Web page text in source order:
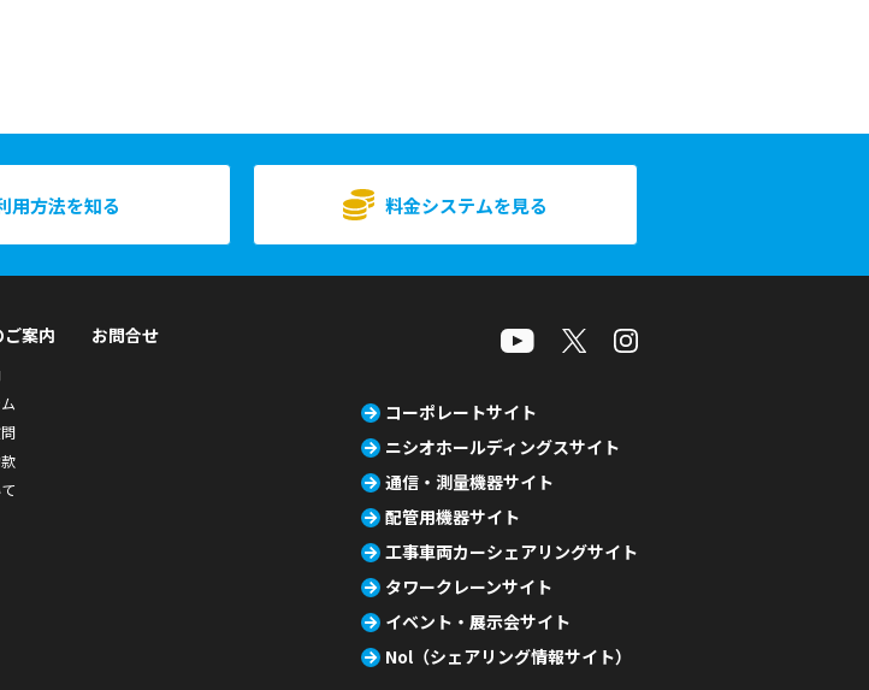
用方法を知る 料金システムを見る
ご案内 お問合せ
コーポレートサイト
ニシオホールディングスサイト
通信・測量機器サイト
配管用機器サイト
工事車両カーシェアリングサイト
タワークレーンサイト
イベント・展示会サイト
Nol（シェアリング情報サイト）